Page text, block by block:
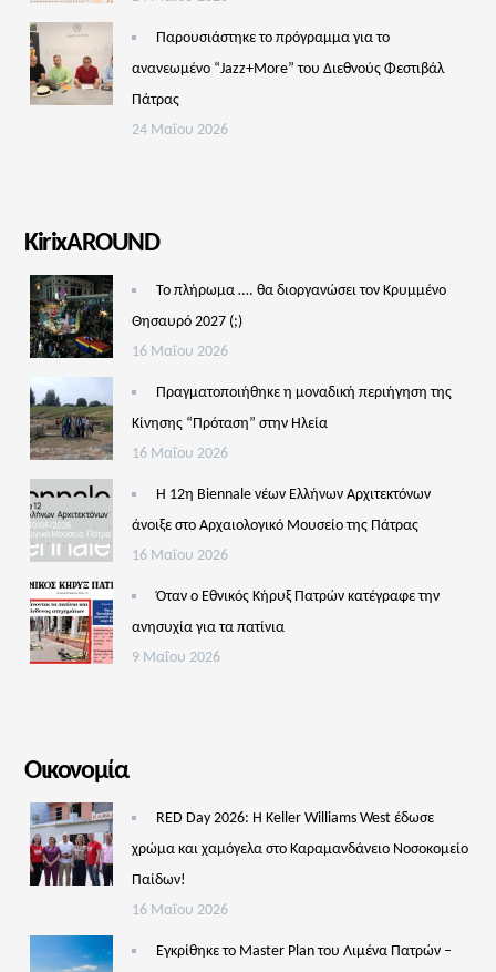
Παρουσιάστηκε το πρόγραμμα για το
ανανεωμένο “Jazz+More” του Διεθνούς Φεστιβάλ
Πάτρας
24 Μαΐου 2026
KirixAROUND
Το πλήρωμα …. θα διοργανώσει τον Κρυμμένο
Θησαυρό 2027 (;)
16 Μαΐου 2026
Πραγματοποιήθηκε η μοναδική περιήγηση της
Κίνησης “Πρόταση” στην Ηλεία
16 Μαΐου 2026
Η 12η Biennale νέων Ελλήνων Αρχιτεκτόνων
άνοιξε στο Αρχαιολογικό Μουσείο της Πάτρας
16 Μαΐου 2026
Όταν ο Εθνικός Κήρυξ Πατρών κατέγραφε την
ανησυχία για τα πατίνια
9 Μαΐου 2026
Οικονομία
RED Day 2026: Η Keller Williams West έδωσε
χρώμα και χαμόγελα στο Καραμανδάνειο Νοσοκομείο
Παίδων!
16 Μαΐου 2026
Εγκρίθηκε το Master Plan του Λιμένα Πατρών –